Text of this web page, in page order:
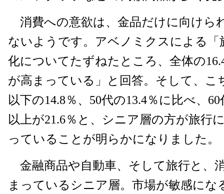
消費への意欲は、金品だけに向けら
ないようです。アベノミクスによる「
化についてたずねたところ、全体の
が高まっている」と回答。そして、こ
以下の14.8％、50代の13.4％に比べ、
以上が21.6％と、シニア層の方が旅行
っていることが明らかになりました。
金融商品や自動車、そして旅行と、
まっているシニア層。市場が敏感にな